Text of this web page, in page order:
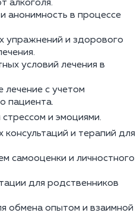
алкоголя.
анонимность в процессе
упражнений и здорового
условий лечения в
лечение с учетом
пациента.
и эмоциями.
консультаций и терапий для
самооценки и личностного
для родственников
обмена опытом и взаимной